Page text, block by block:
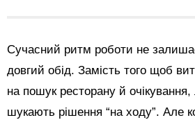
Сучасний ритм роботи не
довгий обід. Замість того щоб
на пошук ресторану й
шукають рішення “на ходу”. Але